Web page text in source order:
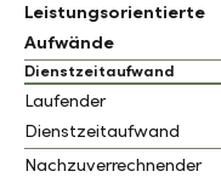
Leistungsorientierte
Aufwände
Dienstzeitaufwand
Laufender
Dienstzeitaufwand
Nachzuverrechnender
Leistungsorientierte
Aufwände
Dienstzeitaufwand
Laufender
Dienstzeitaufwand
Nachzuverrechnender